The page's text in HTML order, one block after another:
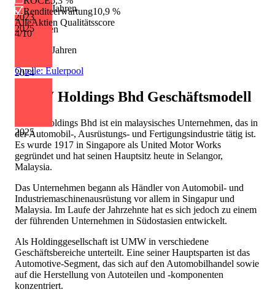
2025
2023
2024
2025
Renditeerwartung10,9 %
AlleAktien Qualitätsscore
4/10
7 von 13 Jahren
Kürzungen
6 von 13 Jahren
Quelle: Eulerpool
UMW Holdings Bhd Geschäftsmodell
UMW Holdings Bhd ist ein malaysisches Unternehmen, das in
der Automobil-, Ausrüstungs- und Fertigungsindustrie tätig ist.
Es wurde 1917 in Singapore als United Motor Works
gegründet und hat seinen Hauptsitz heute in Selangor,
Malaysia.
Das Unternehmen begann als Händler von Automobil- und
Industriemaschinenausrüstung vor allem in Singapur und
Malaysia. Im Laufe der Jahrzehnte hat es sich jedoch zu einem
der führenden Unternehmen in Südostasien entwickelt.
Als Holdinggesellschaft ist UMW in verschiedene
Geschäftsbereiche unterteilt. Eine seiner Hauptsparten ist das
Automotive-Segment, das sich auf den Automobilhandel sowie
auf die Herstellung von Autoteilen und -komponenten
konzentriert.